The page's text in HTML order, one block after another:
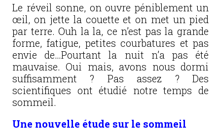
Le réveil sonne, on ouvre péniblement un
œil, on jette la couette et on met un pied
par terre. Ouh la la, ce n’est pas la grande
forme, fatigue, petites courbatures et pas
envie de…Pourtant la nuit n’a pas été
mauvaise. Oui mais, avons nous dormi
suffisamment ? Pas assez ? Des
scientifiques ont étudié notre temps de
sommeil.
Une nouvelle étude sur le sommeil